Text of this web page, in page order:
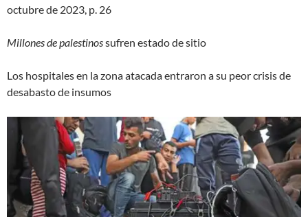
octubre de 2023, p. 26
Millones de palestinossufren estado de sitio
Los hospitales en la zona atacada entraron a su peor crisis de
desabasto de insumos